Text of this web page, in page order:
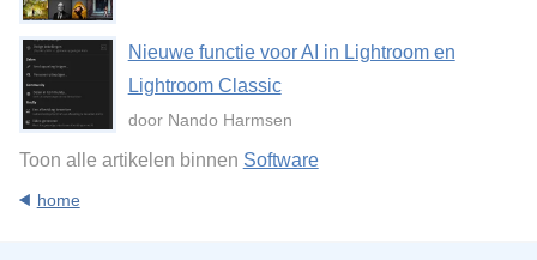
Nieuwe functie voor AI in Lightroom en
Lightroom Classic
door Nando Harmsen
Toon alle artikelen binnen Software
home